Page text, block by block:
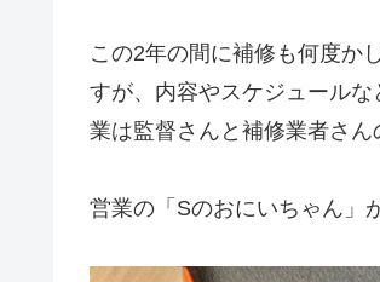
この2年の間に補修も何度か
すが、内容やスケジュール
業は監督さんと補修業者さん
営業の「Sのおにいちゃん」